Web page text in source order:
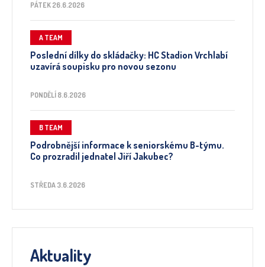
PÁTEK 26.6.2026
A TEAM
Poslední dílky do skládačky: HC Stadion Vrchlabí
uzavírá soupisku pro novou sezonu
PONDĚLÍ 8.6.2026
B TEAM
Podrobnější informace k seniorskému B-týmu.
Co prozradil jednatel Jiří Jakubec?
STŘEDA 3.6.2026
Aktuality